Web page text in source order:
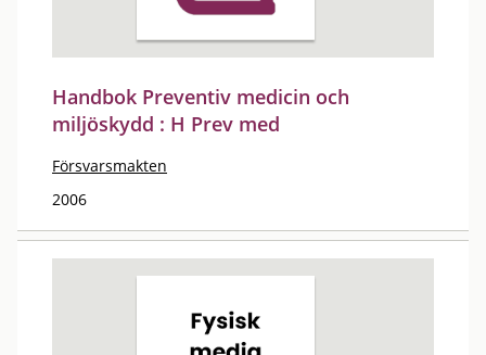
Handbok Preventiv medicin och
miljöskydd : H Prev med
Försvarsmakten
2006